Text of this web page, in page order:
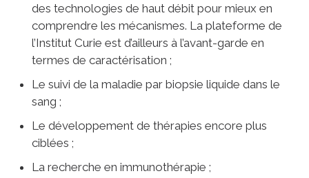
des technologies de haut débit pour mieux en
comprendre les mécanismes. La plateforme de
l’Institut Curie est d’ailleurs à l’avant-garde en
termes de caractérisation ;
Le suivi de la maladie par biopsie liquide dans le
sang ;
Le développement de thérapies encore plus
ciblées ;
La recherche en immunothérapie ;